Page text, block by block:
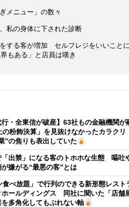
メニュー」の数々
私の身体に下された診断
する客が増加 セルフレジをいいことに
もある」と店員は嘆き
行・全東信が破産】63社もの金融機関が
の粉飾決算」を見抜けなかったカラク
”の焦りも表出していた
「出禁」になる客のトホホな生態 嘔吐
嫌がる“最悪の客”とは
食べ放題」で行列のできる新形態レスト
ホールディングス 同社に聞いた「店舗
多角化してもぶれない軸